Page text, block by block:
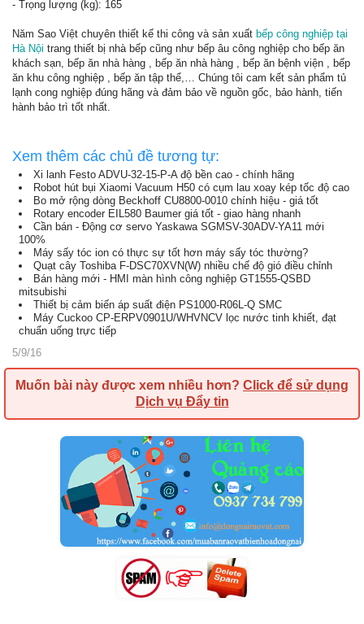
- Trọng lượng (kg): 165
Năm Sao Việt chuyên thiết kế thi công và sản xuất bếp công nghiệp tại
Hà Nội trang thiết bị nhà bếp cũng như bếp âu công nghiệp cho bếp ăn
khách sạn, bếp ăn nhà hàng , bếp ăn nhà hàng , bếp ăn bệnh viện , bếp
ăn khu công nghiệp , bếp ăn tập thể,… Chúng tôi cam kết sản phẩm tủ
lạnh cong nghiệp đúng hãng và đảm bảo về nguồn gốc, bảo hành, tiến
hành bảo trì tốt nhất.
Xem thêm các chủ đề tương tự:
Xi lanh Festo ADVU-32-15-P-A độ bền cao - chính hãng
Robot hút bụi Xiaomi Vacuum H50 có cụm lau xoay kép tốc độ cao
Bo mở rộng dòng Beckhoff CU8800-0010 chính hiệu - giá tốt
Rotary encoder EIL580 Baumer giá tốt - giao hàng nhanh
Cần bán - Động cơ servo Yaskawa SGMSV-30ADV-YA11 mới
100%
Máy sấy tóc ion có thực sự tốt hơn máy sấy tóc thường?
Quạt cây Toshiba F-DSC70XVN(W) nhiều chế độ gió điều chỉnh
Bán hàng mới - HMI màn hình công nghiệp GT1555-QSBD
mitsubishi
Thiết bị cảm biến áp suất điện PS1000-R06L-Q SMC
Máy Cuckoo CP-ERPV0901U/WHVNCV lọc nước tinh khiết, đạt
chuẩn uống trực tiếp
5/9/16
Muốn bài này được xem nhiều hơn? Click để sử dụng
Dịch vụ Đẩy tin